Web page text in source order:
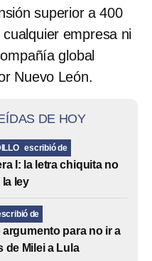
superior a 400
empresa ni
global
Nuevo León.
DE HOY
escribió de
I: la letra chiquita no
ley
de
para no ir a
de Milei a Lula